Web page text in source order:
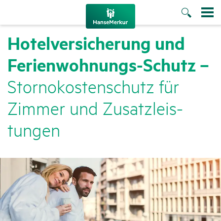
Hotel­ver­si­che­rung und
Feri­en­woh­nungs-Schutz –
Stor­no­kos­ten­schutz für
Zimmer und Zusatz­leis­
tungen